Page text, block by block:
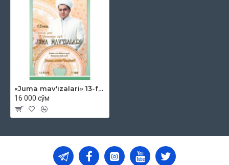
«Juma mav'izalari» 13-fasl (DVD)
16 000 сўм